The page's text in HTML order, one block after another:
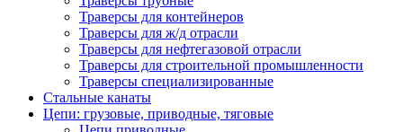
Траверсы для контейнеров
Траверсы для ж/д отрасли
Траверсы для нефтегазовой отрасли
Траверсы для строительной промышленности
Траверсы специализированные
Стальные канаты
Цепи: грузовые, приводные, тяговые